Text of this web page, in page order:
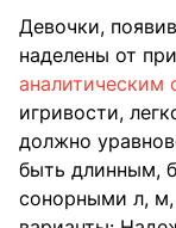
Девочки,
наделены от
аналитическим
игривости,
должно
быть длинным,
сонорными л,